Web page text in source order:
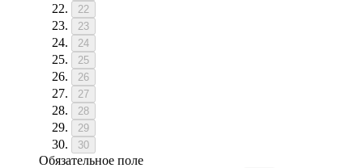
22
23
24
25
26
27
28
29
30
Обязательное поле